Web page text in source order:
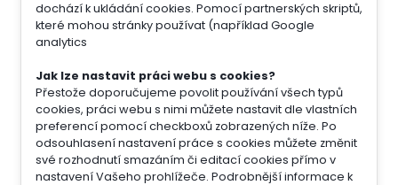
dochází k ukládání cookies. Pomocí partnerských skriptů,
které mohou stránky používat (například Google
analytics
Jak lze nastavit práci webu s cookies?
Přestože doporučujeme povolit používání všech typů
cookies, práci webu s nimi můžete nastavit dle vlastních
preferencí pomocí checkboxů zobrazených níže. Po
odsouhlasení nastavení práce s cookies můžete změnit
své rozhodnutí smazáním či editací cookies přímo v
nastavení Vašeho prohlížeče. Podrobnější informace k